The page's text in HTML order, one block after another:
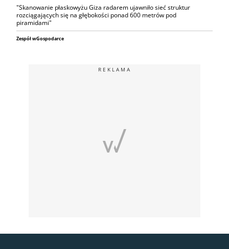
"Skanowanie płaskowyżu Giza radarem ujawniło sieć struktur
rozciągających się na głębokości ponad 600 metrów pod
piramidami"
Zespół wGospodarce
REKLAMA